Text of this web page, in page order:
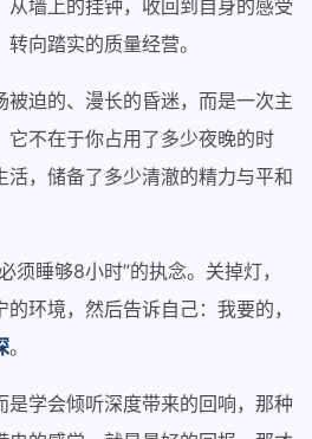
从墙上的挂钟，收回到自身的感受
向踏实的质量经营。
被迫的、漫长的昏迷，而是一次主
它不在于你占用了多少夜晚的时
活，储备了多少清澈的精力与平和
须睡够8小时”的执念。关掉灯，
环境，然后告诉自己：我要的，
。
是学会倾听深度带来的回响，那种